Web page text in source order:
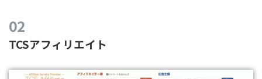
TCSアフィリエイト